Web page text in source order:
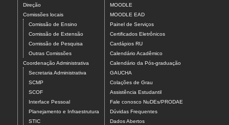
Direção
Comissões locais
Comissão de Ensino
Comissão de Extensão
Comissão de Pesquisa
Outras Comissões
Coordenação Administrativa
Secretaria Administrativa
SCMP
SCOF
Interface Pessoal
Planejamento e Infraestrutura
STIC
MOODLE
MOODLE EAD
Painel de Serviços
Certificados Eletrônicos
Cardápios RU
Calendário Acadêmico
Calendário da Pós-graduação
GAUCHA
Colações de Grau
Assistência Estudantil
Fale conosco NuDEs/PRODAE
Dúvidas Frequentes
Dados Abertos